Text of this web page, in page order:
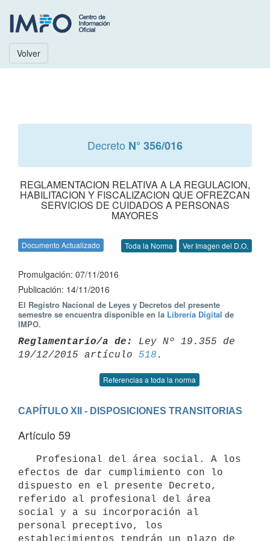
Volver
Decreto N° 356/016
REGLAMENTACION RELATIVA A LA REGULACION,
HABILITACION Y FISCALIZACION QUE OFREZCAN
SERVICIOS DE CUIDADOS A PERSONAS
MAYORES
Documento Actualizado Toda la Norma Ver Imagen del D.O.
Promulgación: 07/11/2016
Publicación: 14/11/2016
El Registro Nacional de Leyes y Decretos del presente
semestre se encuentra disponible en la Librería Digital de
IMPO.
Reglamentario/a de:
Ley Nº 19.355 de
19/12/2015 artículo 518
Referencias a toda la norma
CAPÍTULO XII - DISPOSICIONES TRANSITORIAS
Artículo 59
efectos de dar cumplimiento con lo
dispuesto en el presente Decreto,
referido al profesional del área
social y a su incorporación al
personal preceptivo, los